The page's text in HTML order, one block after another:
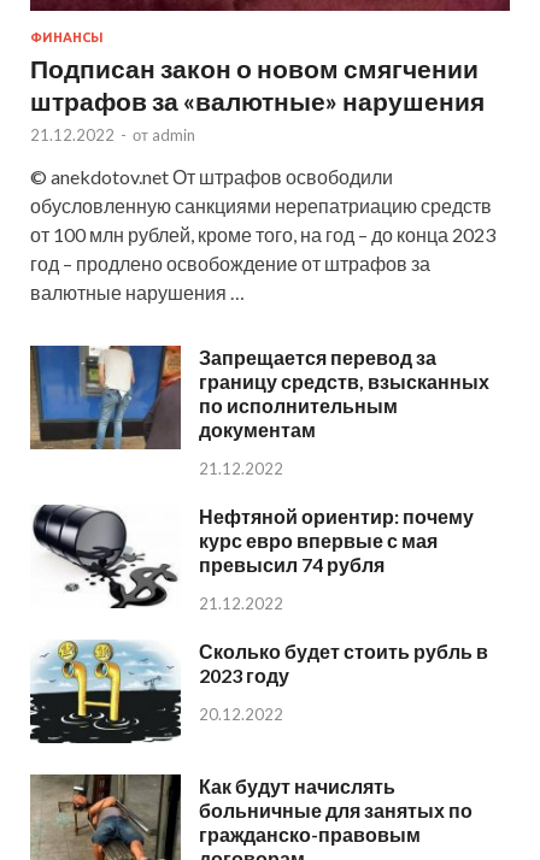
ФИНАНСЫ
Подписан закон о новом смягчении
штрафов за «валютные» нарушения
21.12.2022 - от admin
© anekdotov.net От штрафов освободили
обусловленную санкциями нерепатриацию средств
от 100 млн рублей, кроме того, на год – до конца 2023
год – продлено освобождение от штрафов за
валютные нарушения …
Запрещается перевод за
границу средств, взысканных
по исполнительным
документам
21.12.2022
Нефтяной ориентир: почему
курс евро впервые с мая
превысил 74 рубля
21.12.2022
Сколько будет стоить рубль в
2023 году
20.12.2022
Как будут начислять
больничные для занятых по
гражданско-правовым